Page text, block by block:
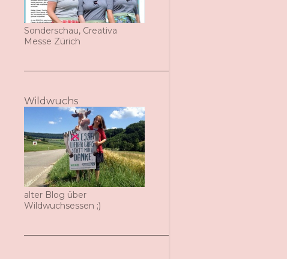
Sonderschau, Creativa
Messe Zürich
Wildwuchs
alter Blog über
Wildwuchsessen ;)